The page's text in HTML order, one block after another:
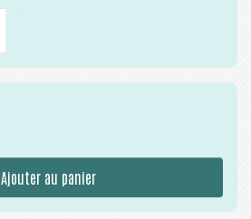
Ajouter au panier